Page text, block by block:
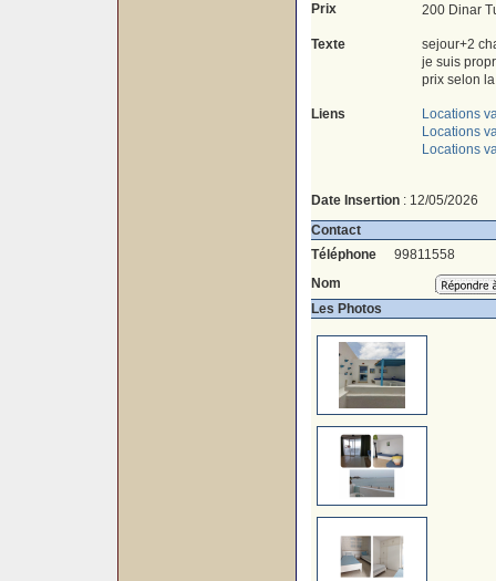
Prix 200 Dinar
Texte
je suis
prix selon
Liens
Locations
Locations
Locations
Date Insertion: 12/05/2026
Contact
Téléphone
99811558
Nom
Les Photos